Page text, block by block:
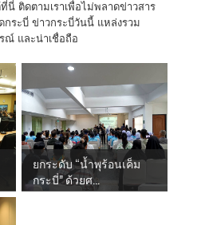
นี่ ติดตามเราเพื่อไม่พลาดข่าวสาร
กระบี่ ข่าวกระบี่วันนี้ แหล่งรวม
ณ์ และน่าเชื่อถือ
ยกระดับ “น้ำพุร้อนเค็ม
กระบี่” ด้วยศ...